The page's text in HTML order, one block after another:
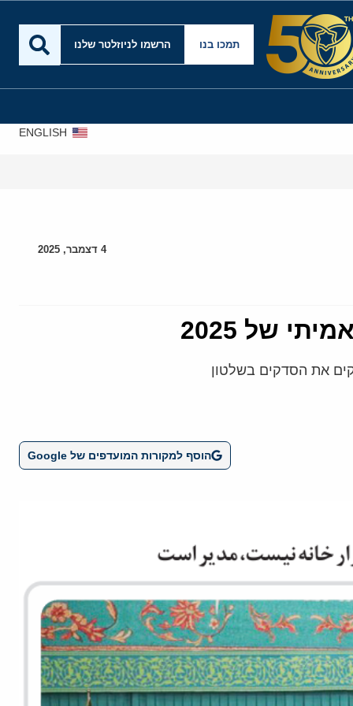
תמכו בנו הרשמו לניוזלטר שלנו
ENGLISH
4 דצמבר, 2025
של 2025
את הסדקים בשלטון
הוסף למקורות המועדפים של Google